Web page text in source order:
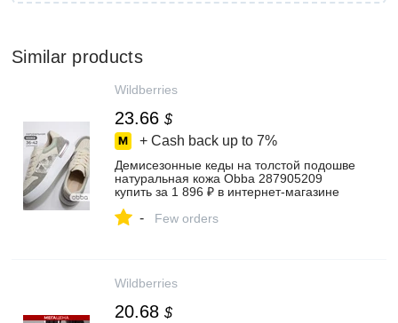
Similar products
Wildberries
23.66 $
+ Cash back up to 7%
Демисезонные кеды на толстой подошве
натуральная кожа Obba 287905209
купить за 1 896 ₽ в интернет‑магазине
- Few orders
Wildberries
20.68 $